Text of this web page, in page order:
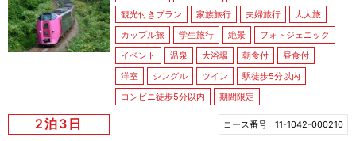
観光付きプラン
家族旅行 夫婦旅行
大人旅
カップル旅
学生旅行 絶景
フォトジェニック
イベント
温泉 大浴場 朝食付
昼食付
洋室
シングル ツイン
駅徒歩5分以内
コンビニ徒歩5分以内
期間限定
2泊3日 コース番号 11-1042-000210